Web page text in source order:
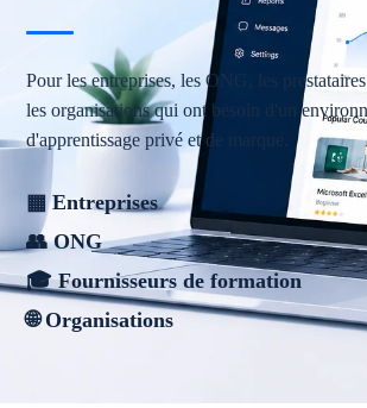
Pour les entreprises, les ONG, les
les organisations qui ont besoin d'un
d'apprentissage privé et de marque.
▦ Entreprises
👥 ONG
🎓 Fournisseurs de formation
🌐 Organisations